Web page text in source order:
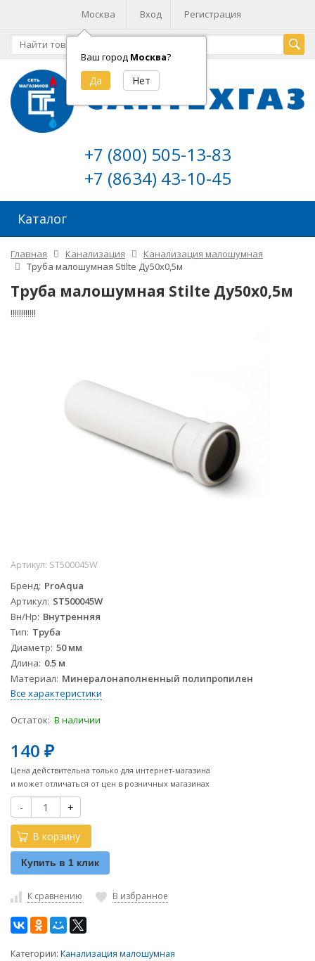
Москва
Ваш город Москва?
Вход Регистрация
+7 (800) 505-13-83
+7 (8634) 43-10-45
Каталог
Главная Канализация
Канализация малошумная
Труба малошумная Stilte Ду50х0,5м
Труба малошумная Stilte Ду50х0,5м
!!!!!!!!!!!!
Артикул: ST500045W
Бренд ProAqua
Артикул ST500045W
Вн/Нр Внутренняя
Тип Труба
Диаметр 50 мм
Длина 0.5 м
Материал Минералонаполненный полипропилен
Все характеристики
Остаток: В наличии
140 ₽
Цена действительна только для интернет-магазина
и может отличаться от цен в розничных магазинах
- +
В корзину
Купить в 1 клик
К сравнению В избранное
Категории: Канализация малошумная